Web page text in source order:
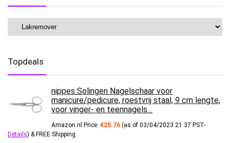
Topdeals
nippes Solingen Nagelschaar voor
manicure/pedicure, roestvrij staal, 9 cm lengte,
voor vinger- en teennagels…
Amazon.nl Price: €25.76 (as of 03/04/2023 21:37 PST-
Details) & FREE Shipping